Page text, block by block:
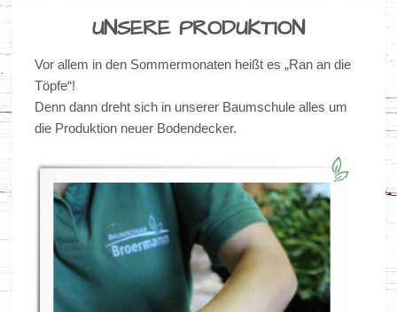
UNSERE PRODUKTION
Vor allem in den Sommermonaten heißt es „Ran an die
Töpfe“!
Denn dann dreht sich in unserer Baumschule alles um
die Produktion neuer Bodendecker.